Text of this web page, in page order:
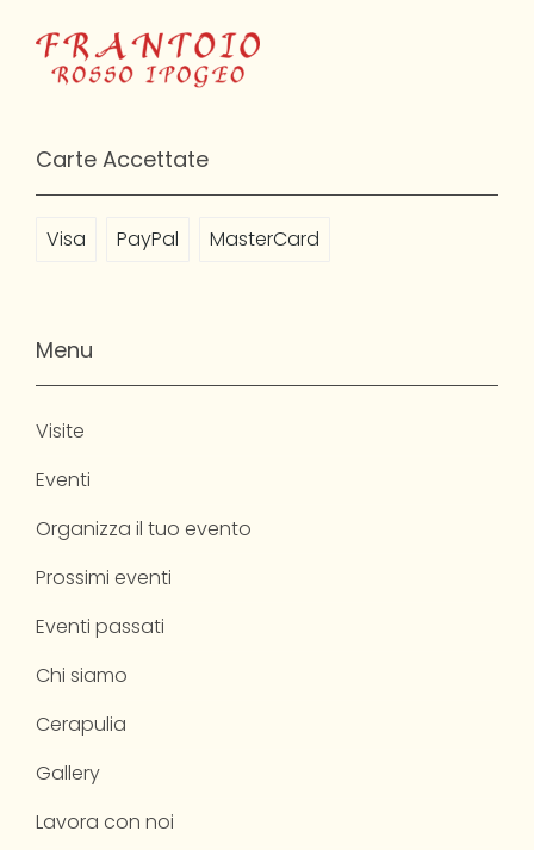
Carte Accettate
Visa PayPal MasterCard
Menu
Visite
Eventi
Organizza il tuo evento
Prossimi eventi
Eventi passati
Chi siamo
Cerapulia
Gallery
Lavora con noi